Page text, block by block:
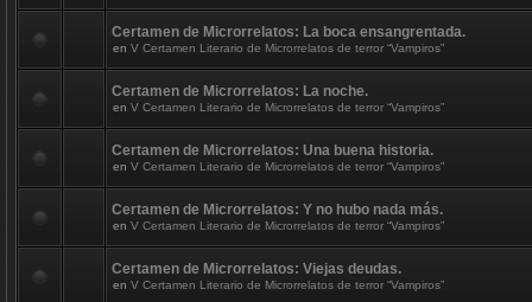
Certamen de Microrrelatos: La boca ensangrentada.
en V Certamen Literario de Microrrelatos de terror “Vampiros”
Certamen de Microrrelatos: La noche.
en V Certamen Literario de Microrrelatos de terror “Vampiros”
Certamen de Microrrelatos: Una buena historia.
en V Certamen Literario de Microrrelatos de terror “Vampiros”
Certamen de Microrrelatos: Y no hubo nada más.
en V Certamen Literario de Microrrelatos de terror “Vampiros”
Certamen de Microrrelatos: Viejas deudas.
en V Certamen Literario de Microrrelatos de terror “Vampiros”